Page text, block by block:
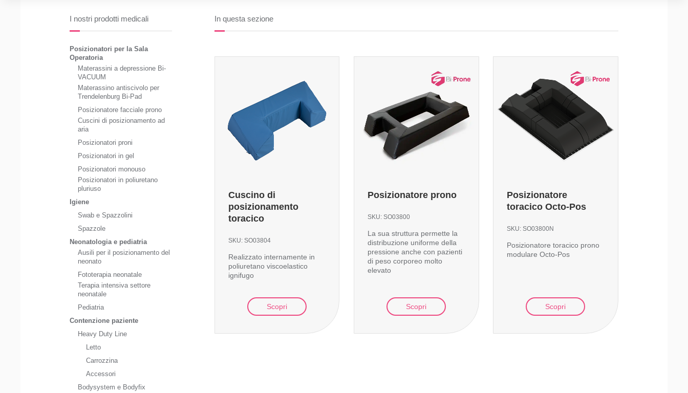
I nostri prodotti medicali
Posizionatori per la Sala
Operatoria
Materassini a depressione Bi-
VACUUM
Materassino antiscivolo per
Trendelenburg Bi-Pad
Posizionatore facciale prono
Cuscini di posizionamento ad
aria
Posizionatori proni
Posizionatori in gel
Posizionatori monouso
Posizionatori in poliuretano
pluriuso
Igiene
Swab e Spazzolini
Spazzole
Neonatologia e pediatria
Ausili per il posizionamento del
neonato
Fototerapia neonatale
Terapia intensiva settore
neonatale
Pediatria
Contenzione paziente
Heavy Duty Line
Letto
Carrozzina
Accessori
Bodysystem e Bodyfix
In questa sezione
Cuscino di
posizionamento
toracico
SKU: SO03804
Realizzato internamente in
poliuretano viscoelastico
ignifugo
Scopri
Posizionatore prono
SKU: SO03800
La sua struttura permette la
distribuzione uniforme della
pressione anche con pazienti
di peso corporeo molto
elevato
Scopri
Posizionatore
toracico Octo-Pos
SKU:SO03800N
Posizionatore toracico prono
modulare Octo-Pos
Scopri